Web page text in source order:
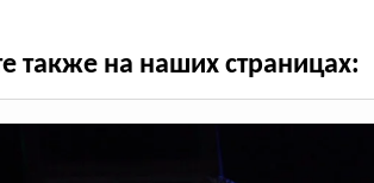
также на наших страницах: